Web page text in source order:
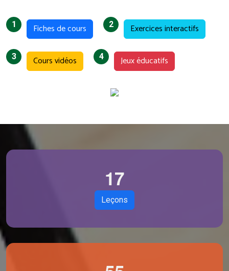
1 Fiches de cours 2 Exercices interactifs
3 Cours vidéos 4 Jeux éducatifs
17
Leçons